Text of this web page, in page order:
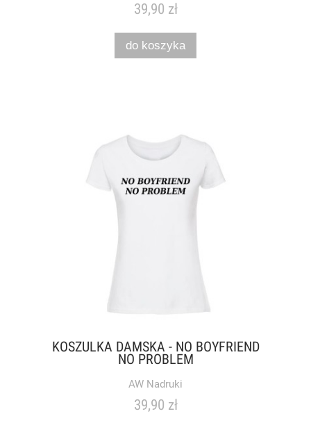
39,90 zł
do koszyka
KOSZULKA DAMSKA - NO BOYFRIEND
NO PROBLEM
AW Nadruki
39,90 zł